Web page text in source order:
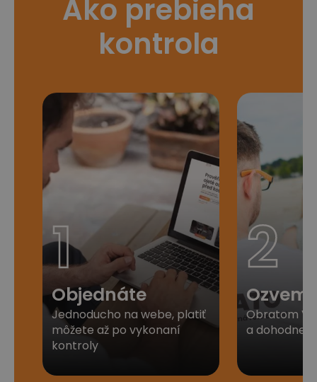
Ako prebieha
kontrola
1
Objednáte
Jednoducho na webe, platiť
môžete až po vykonaní
kontroly
2
Obratom
a